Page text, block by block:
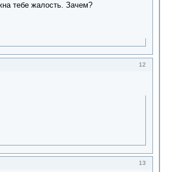
тебе жалость. Зачем?
12
13